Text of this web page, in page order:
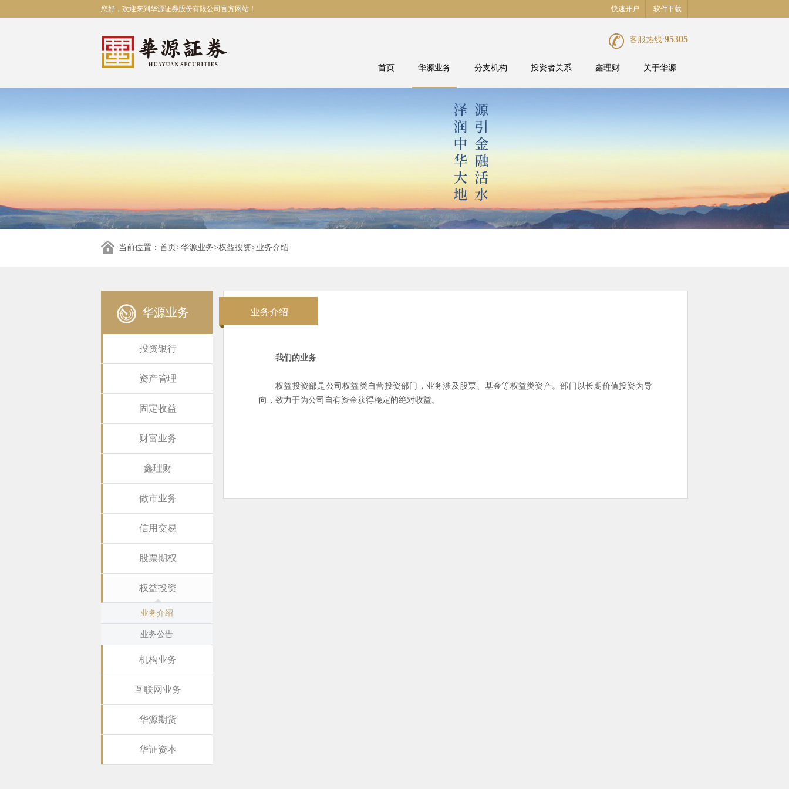
您好，欢迎来到华源证券股份有限公司官方网站！ 快速开户 软件下载
客服热线:95305
首页 华源业务 分支机构 投资者关系 鑫理财 关于华源
当前位置： 首页>华源业务>权益投资>业务介绍
华源业务
投资银行
资产管理
固定收益
财富业务
鑫理财
做市业务
信用交易
股票期权
权益投资
业务介绍
业务公告
机构业务
互联网业务
华源期货
华证资本
业务介绍
我们的业务
权益投资部是公司权益类自营投资部门，业务涉及股票、基金等权益类资产。部门以长期价值投资为导
向，致力于为公司自有资金获得稳定的绝对收益。